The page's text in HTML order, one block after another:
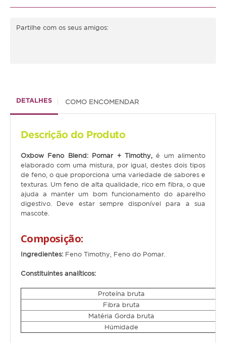
Coelho
Chinchila
Furão
Gerbo
Degu
Hamster
Pequenas
Médias
Partilhe com os seus amigos:
DETALHES COMO ENCOMENDAR
Descrição do Produto
Oxbow Feno Blend: Pomar + Timothy,é um alimento
elaborado com uma mistura, por igual, destes dois tipos
de feno, o que proporciona uma variedade de sabores e
texturas. Um feno de alta qualidade, rico em fibra, o que
ajuda a manter um bom funcionamento do aparelho
digestivo. Deve estar sempre disponível para a sua
mascote.
Composição:
Ingredientes: Feno Timothy, Feno do Pomar.
Constituintes analíticos:
Proteína bruta
Fibra bruta
Matéria Gorda bruta
Húmidade